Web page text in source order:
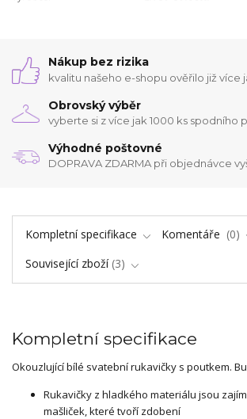
Nákup bez rizika
kvalitu našeho e-shopu ověřilo již více
Obrovský výběr
vyberte si z více jak 1000 ks spodního
Výhodné poštovné
DOPRAVA ZDARMA při objednávce
Kompletní specifikace Komentáře
0
Související zboží 3
Kompletní specifikace
Okouzlující bílé svatební rukavičky s poutkem.
Rukavičky z hladkého materiálu jsou
mašliček, které tvoří zdobení